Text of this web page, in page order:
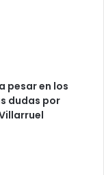
pesar en los
dudas por